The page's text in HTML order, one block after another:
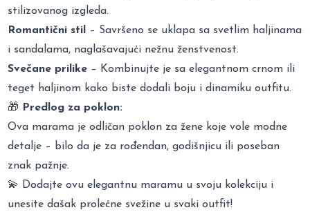
stilizovanog izgleda.
Romantični stil
– Savršeno se uklapa sa svetlim haljinama
i sandalama, naglašavajući nežnu ženstvenost.
Svečane prilike – Kombinujte je sa elegantnom crnom ili
teget haljinom kako biste dodali boju i dinamiku outfitu.
🎁
Predlog za poklon:
Ova marama je odličan poklon za žene koje vole modne
detalje – bilo da je za rođendan, godišnjicu ili poseban
znak pažnje.
💫 Dodajte ovu elegantnu maramu u svoju kolekciju i
unesite dašak prolećne svežine u svaki outfit!